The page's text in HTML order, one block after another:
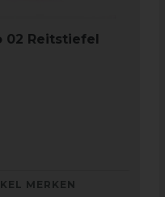
02 Reitstiefel
MERKEN